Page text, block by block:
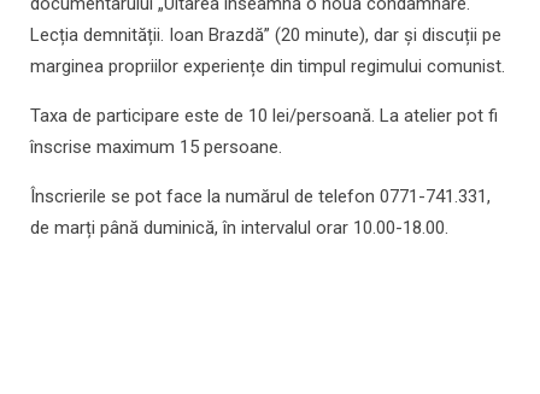
Lecția demnității. Ioan Brazdă” (20 minute), dar și discuții pe
marginea propriilor experiențe din timpul regimului comunist.
Taxa de participare este de 10 lei/persoană. La atelier pot fi
înscrise maximum 15 persoane.
Înscrierile se pot face la numărul de telefon 0771-741.331,
de marți până duminică, în intervalul orar 10.00-18.00.